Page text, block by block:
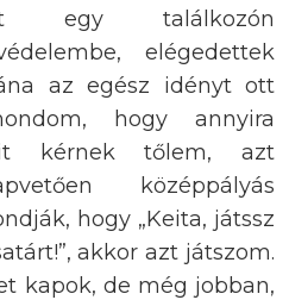
egy találkozón
elégedettek
az egész idényt ott
hogy annyira
kérnek tőlem, azt
középpályás
hogy „Keita, játssz
akkor azt játszom.
kapok, de még jobban,